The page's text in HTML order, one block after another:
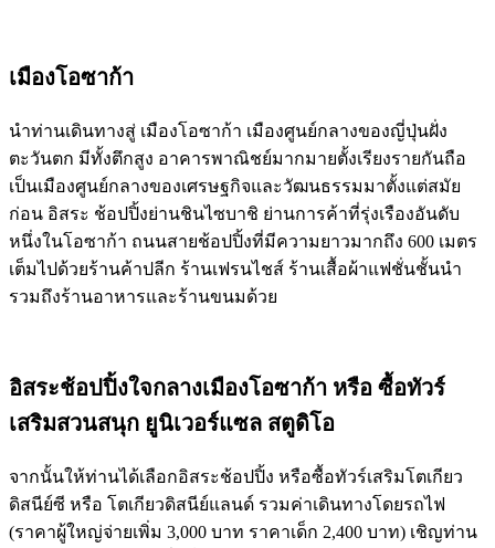
เมืองโอซาก้า
นำท่านเดินทางสู่ เมืองโอซาก้า เมืองศูนย์กลางของญี่ปุ่นฝั่ง
ตะวันตก มีทั้งตึกสูง อาคารพาณิชย์มากมายตั้งเรียงรายกันถือ
เป็นเมืองศูนย์กลางของเศรษฐกิจและวัฒนธรรมมาตั้งแต่สมัย
ก่อน อิสระ ช้อปปิ้งย่านชินไซบาชิ ย่านการค้าที่รุ่งเรืองอันดับ
หนึ่งในโอซาก้า ถนนสายช้อปปิ้งที่มีความยาวมากถึง 600 เมตร
เต็มไปด้วยร้านค้าปลีก ร้านเฟรนไชส์ ร้านเสื้อผ้าแฟชั่นชั้นนำ
รวมถึงร้านอาหารและร้านขนมด้วย
อิสระช้อปปิ้งใจกลางเมืองโอซาก้า หรือ ซื้อทัวร์
เสริมสวนสนุก ยูนิเวอร์แซล สตูดิโอ
จากนั้นให้ท่านได้เลือกอิสระช้อปปิ้ง หรือซื้อทัวร์เสริมโตเกียว
ดิสนีย์ซี หรือ โตเกียวดิสนีย์แลนด์ รวมค่าเดินทางโดยรถไฟ
(ราคาผู้ใหญ่จ่ายเพิ่ม 3,000 บาท ราคาเด็ก 2,400 บาท) เชิญท่าน